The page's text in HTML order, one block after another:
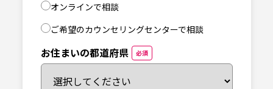
オンラインで相談
ご希望のカウンセリングセンターで相談
お住まいの都道府県 必須